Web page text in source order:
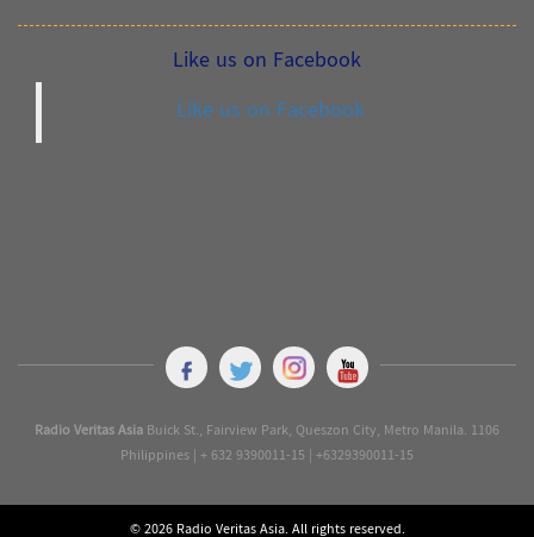
Like us on Facebook
Like us on Facebook
Radio Veritas AsiaBuick St., Fairview Park, Queszon City, Metro Manila. 1106
Philippines | + 632 9390011-15 | +6329390011-15
© 2026 Radio Veritas Asia. All rights reserved.